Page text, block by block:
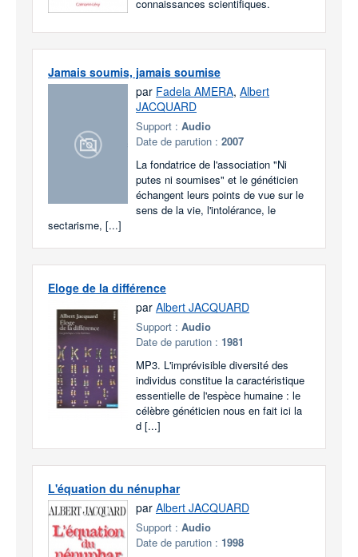
connaissances scientifiques.
Jamais soumis, jamais soumise
par Fadela AMERA, Albert
JACQUARD
Support : Audio
Date de parution : 2007
La fondatrice de l'association "Ni
putes ni soumises" et le généticien
échangent leurs points de vue sur le
sens de la vie, l'intolérance, le
sectarisme, [...]
Eloge de la différence
par Albert JACQUARD
Support : Audio
Date de parution : 1981
MP3. L'imprévisible diversité des
individus constitue la caractéristique
essentielle de l'espèce humaine : le
célèbre généticien nous en fait ici la
d [...]
L'équation du nénuphar
par Albert JACQUARD
Support : Audio
Date de parution : 1998